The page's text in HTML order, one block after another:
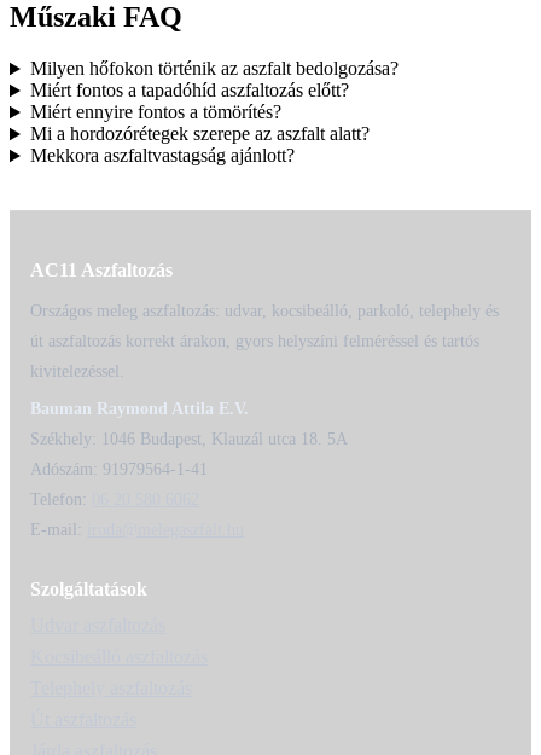
Műszaki FAQ
Milyen hőfokon történik az aszfalt bedolgozása?
Miért fontos a tapadóhíd aszfaltozás előtt?
Miért ennyire fontos a tömörítés?
Mi a hordozórétegek szerepe az aszfalt alatt?
Mekkora aszfaltvastagság ajánlott?
AC11 Aszfaltozás
Országos meleg aszfaltozás: udvar, kocsibeálló, parkoló, telephely és
út aszfaltozás korrekt árakon, gyors helyszíni felméréssel és tartós
kivitelezéssel.
Bauman Raymond Attila E.V.
Székhely: 1046 Budapest, Klauzál utca 18. 5A
Adószám: 91979564-1-41
Telefon:
E-mail:
Szolgáltatások